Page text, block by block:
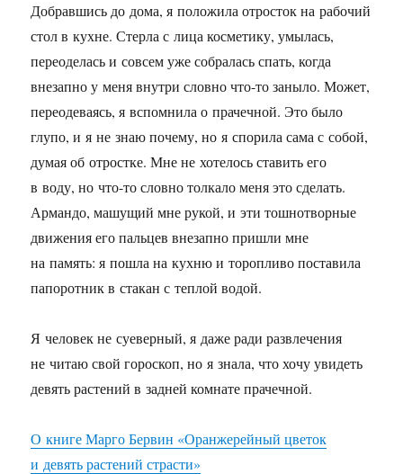
Добравшись до дома, я положила отросток на рабочий
стол в кухне. Стерла с лица косметику, умылась,
переоделась и совсем уже собралась спать, когда
внезапно у меня внутри словно что-то заныло. Может,
переодеваясь, я вспомнила о прачечной. Это было
глупо, и я не знаю почему, но я спорила сама с собой,
думая об отростке. Мне не хотелось ставить его
в воду, но что-то словно толкало меня это сделать.
Армандо, машущий мне рукой, и эти тошнотворные
движения его пальцев внезапно пришли мне
на память: я пошла на кухню и торопливо поставила
папоротник в стакан с теплой водой.
Я человек не суеверный, я даже ради развлечения
не читаю свой гороскоп, но я знала, что хочу увидеть
девять растений в задней комнате прачечной.
О книге Марго Бервин «Оранжерейный цветок
и девять растений страсти»